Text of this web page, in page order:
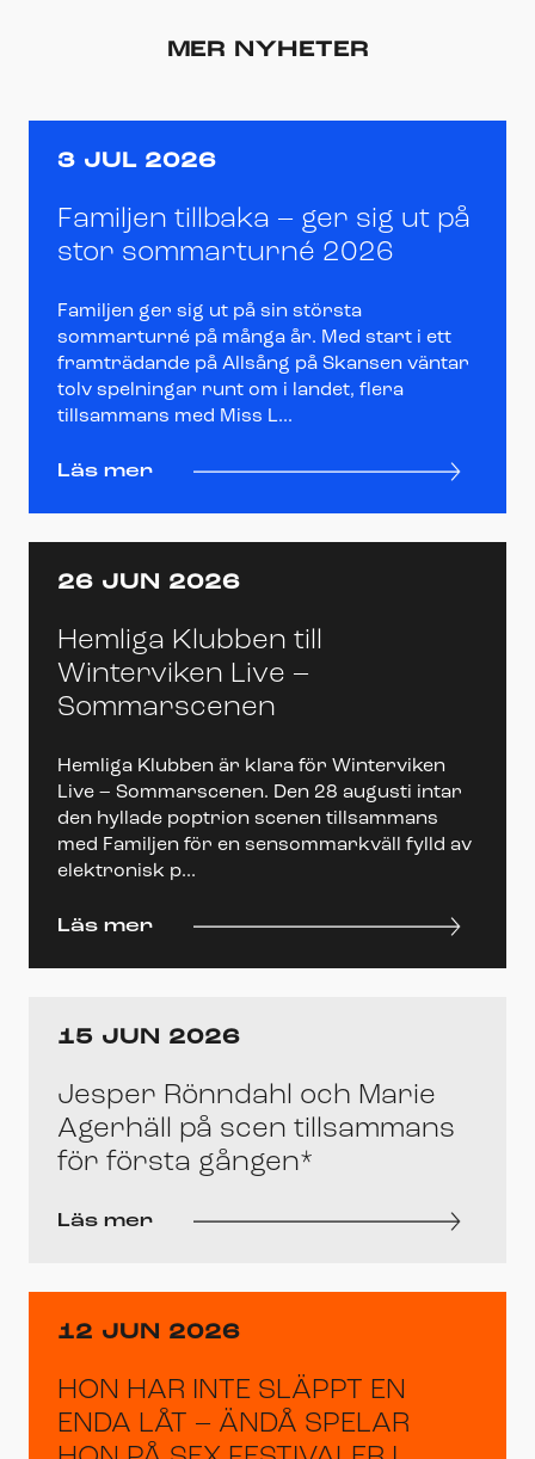
MER NYHETER
3 JUL 2026
Familjen tillbaka – ger sig ut på
stor sommarturné 2026
Familjen ger sig ut på sin största
sommarturné på många år. Med start i ett
framträdande på Allsång på Skansen väntar
tolv spelningar runt om i landet, flera
tillsammans med Miss L...
Läs mer
26 JUN 2026
Hemliga Klubben till
Winterviken Live –
Sommarscenen
Hemliga Klubben är klara för Winterviken
Live – Sommarscenen. Den 28 augusti intar
den hyllade poptrion scenen tillsammans
med Familjen för en sensommarkväll fylld av
elektronisk p...
Läs mer
15 JUN 2026
Jesper Rönndahl och Marie
Agerhäll på scen tillsammans
för första gången*
Läs mer
12 JUN 2026
HON HAR INTE SLÄPPT EN
ENDA LÅT – ÄNDÅ SPELAR